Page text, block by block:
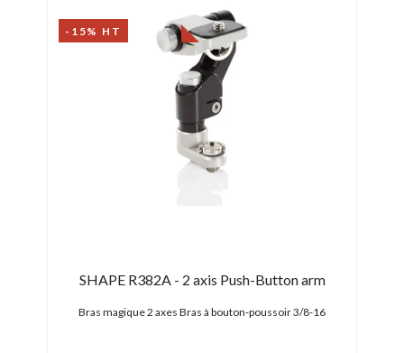
-15% HT
SHAPE R382A - 2 axis Push-Button arm
Bras magique 2 axes Bras à bouton-poussoir 3/8-16